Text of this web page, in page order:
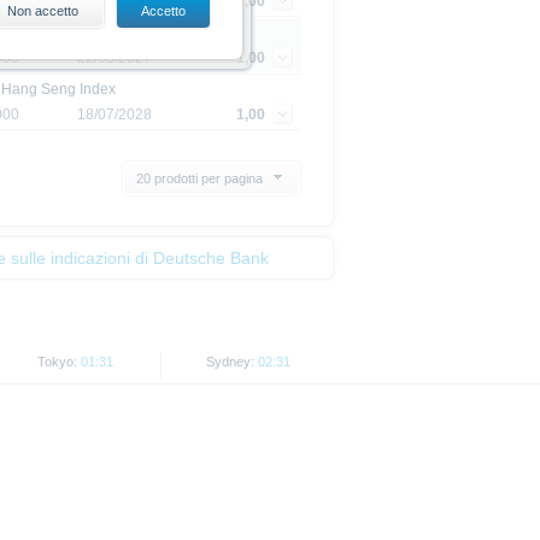
22/03/2027
1,00
Seng Index
18/07/2028 1,00
20 prodotti per pagina
sulle indicazioni di Deutsche Bank
Tokyo: 01:31 Sydney: 02:31
in alcun modo come
strumento finanziario e/o
definitive) è possibile trovare
riportate le informazioni
totale o parziale del capitale
altra autorità non deve
altre unità aziendali o
essere solo acquistati,
Non accetto Accetto